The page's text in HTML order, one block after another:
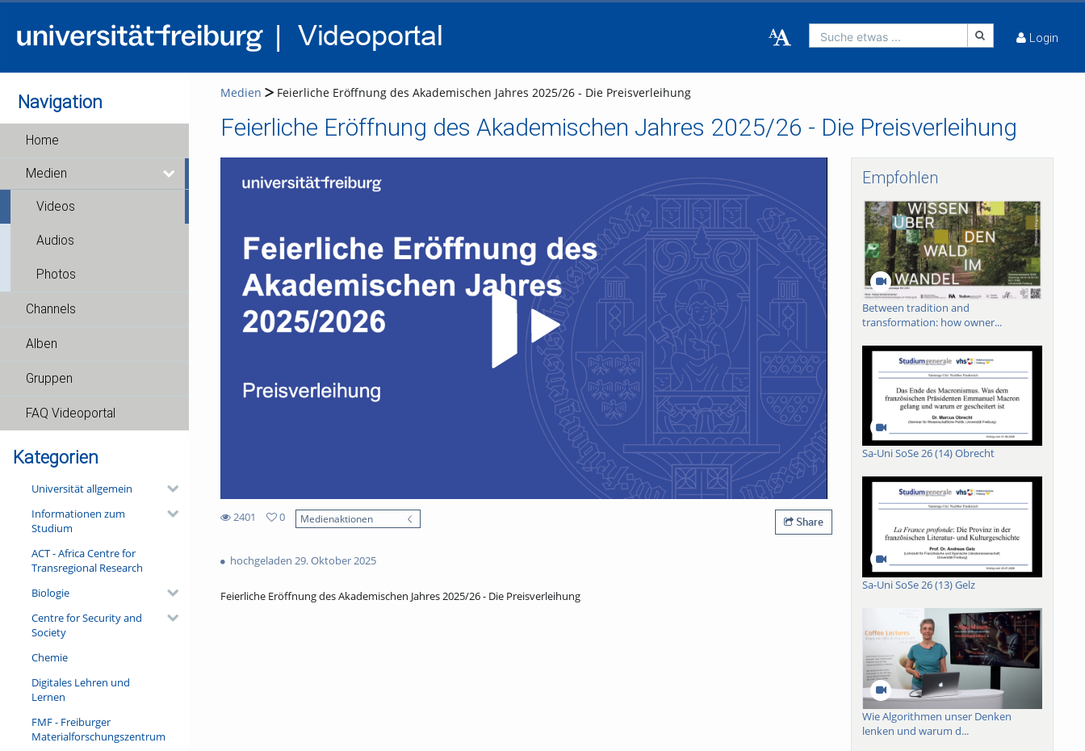
Suche etwas ... Login
Navigation
Home
Medien
Videos
Audios
Photos
Channels
Alben
Gruppen
FAQ Videoportal
Kategorien
Universität allgemein
Informationen zum
Studium
ACT - Africa Centre for
Transregional Research
Biologie
Centre for Security and
Society
Chemie
Digitales Lehren und
Lernen
FMF - Freiburger
Materialforschungszentrum
Medien Feierliche Eröffnung des Akademischen Jahres 2025/26 - Die Preisverleihung
Feierliche Eröffnung des Akademischen Jahres 2025/26 - Die Preisverleihung
Video abspielen
2401
views
0
Medienaktionen Share
hochgeladen 29. Oktober 2025
Feierliche Eröffnung des Akademischen Jahres 2025/26 - Die Preisverleihung
Empfohlen
Between tradition and
transformation: how owner...
Sa-Uni SoSe 26 (14) Obrecht
Sa-Uni SoSe 26 (13) Gelz
Wie Algorithmen unser Denken
lenken und warum d...